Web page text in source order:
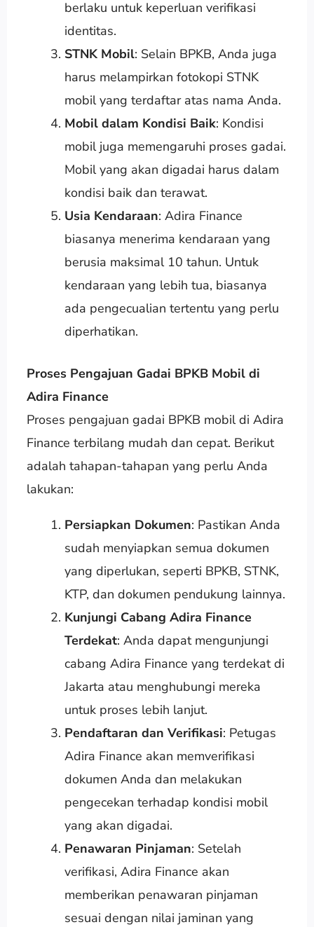
berlaku untuk keperluan verifikasi
identitas.
STNK Mobil: Selain BPKB, Anda juga
harus melampirkan fotokopi STNK
mobil yang terdaftar atas nama Anda.
Mobil dalam Kondisi Baik: Kondisi
mobil juga memengaruhi proses gadai.
Mobil yang akan digadai harus dalam
kondisi baik dan terawat.
Usia Kendaraan: Adira Finance
biasanya menerima kendaraan yang
berusia maksimal 10 tahun. Untuk
kendaraan yang lebih tua, biasanya
ada pengecualian tertentu yang perlu
diperhatikan.
Proses Pengajuan Gadai BPKB Mobil di
Adira Finance
Proses pengajuan gadai BPKB mobil di Adira
Finance terbilang mudah dan cepat. Berikut
adalah tahapan-tahapan yang perlu Anda
lakukan:
Persiapkan Dokumen: Pastikan Anda
sudah menyiapkan semua dokumen
yang diperlukan, seperti BPKB, STNK,
KTP, dan dokumen pendukung lainnya.
Kunjungi Cabang Adira Finance
Terdekat: Anda dapat mengunjungi
cabang Adira Finance yang terdekat di
Jakarta atau menghubungi mereka
untuk proses lebih lanjut.
Pendaftaran dan Verifikasi: Petugas
Adira Finance akan memverifikasi
dokumen Anda dan melakukan
pengecekan terhadap kondisi mobil
yang akan digadai.
Penawaran Pinjaman: Setelah
verifikasi, Adira Finance akan
memberikan penawaran pinjaman
sesuai dengan nilai jaminan yang